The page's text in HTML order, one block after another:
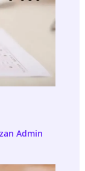
Admin